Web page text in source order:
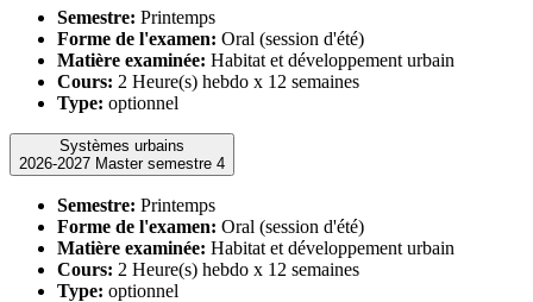
Semestre: Printemps
Forme de l'examen: Oral (session d'été)
Matière examinée: Habitat et développement urbain
Cours: 2 Heure(s) hebdo x 12 semaines
Type: optionnel
Systèmes urbains
2026-2027 Master semestre 4
Semestre: Printemps
Forme de l'examen: Oral (session d'été)
Matière examinée: Habitat et développement urbain
Cours: 2 Heure(s) hebdo x 12 semaines
Type: optionnel